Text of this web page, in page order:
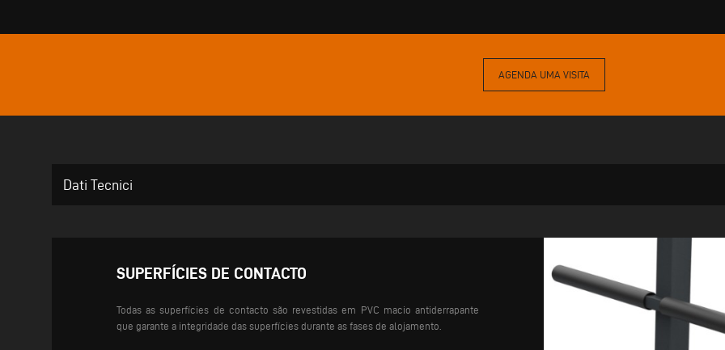
AGENDA UMA VISITA
Dati Tecnici
SUPERFÍCIES DE CONTACTO
Todas as superfícies de contacto são revestidas em PVC macio antiderrapante
que garante a integridade das superfícies durante as fases de alojamento.